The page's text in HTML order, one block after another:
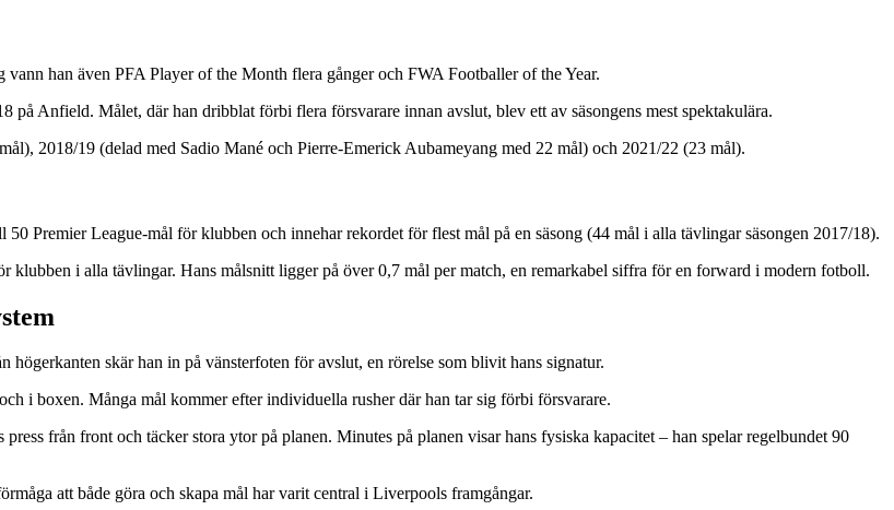
han även PFA Player of the Month flera gånger och FWA Footballer of the Year.
Anfield. Målet, där han dribblat förbi flera försvarare innan avslut, blev ett av säsongens mest spektakulära.
2018/19 (delad med Sadio Mané och Pierre-Emerick Aubameyang med 22 mål) och 2021/22 (23 mål).
Premier League-mål för klubben och innehar rekordet för flest mål på en säsong (44 mål i alla tävlingar säsongen 2017/18).
i alla tävlingar. Hans målsnitt ligger på över 0,7 mål per match, en remarkabel siffra för en forward i modern fotboll.
skär han in på vänsterfoten för avslut, en rörelse som blivit hans signatur.
i boxen. Många mål kommer efter individuella rusher där han tar sig förbi försvarare.
från front och täcker stora ytor på planen. Minutes på planen visar hans fysiska kapacitet – han spelar regelbundet 90
att både göra och skapa mål har varit central i Liverpools framgångar.